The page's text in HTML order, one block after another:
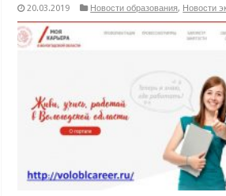
20.03.2019 Новости образования, Новости